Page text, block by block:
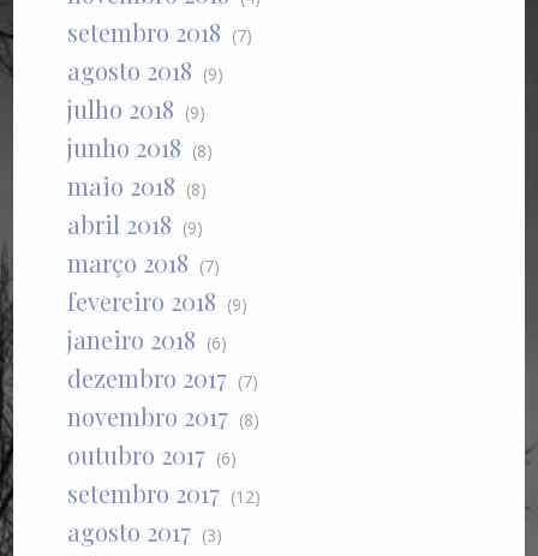
setembro 2018 (7)
agosto 2018 (9)
julho 2018 (9)
junho 2018 (8)
maio 2018 (8)
abril 2018 (9)
março 2018 (7)
fevereiro 2018 (9)
janeiro 2018 (6)
dezembro 2017 (7)
novembro 2017 (8)
outubro 2017 (6)
setembro 2017 (12)
agosto 2017 (3)